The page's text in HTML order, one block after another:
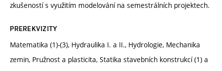
zkušeností s využitím modelování na semestrálních projektech.
PREREKVIZITY
Matematika (1)-(3), Hydraulika I. a II., Hydrologie, Mechanika
zemin, Pružnost a plasticita, Statika stavebních konstrukcí (1) a